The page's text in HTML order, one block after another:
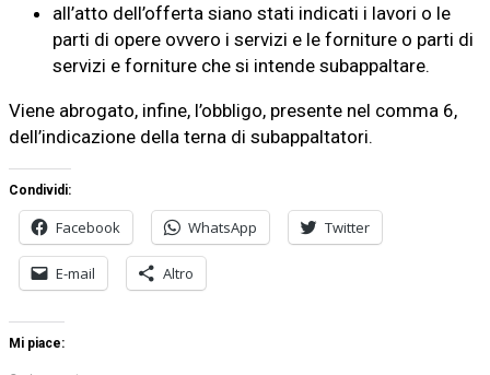
all’atto dell’offerta siano stati indicati i lavori o le
parti di opere ovvero i servizi e le forniture o parti di
servizi e forniture che si intende subappaltare.
Viene abrogato, infine, l’obbligo, presente nel comma 6,
dell’indicazione della terna di subappaltatori.
Condividi:
Facebook WhatsApp Twitter
E-mail Altro
Mi piace: